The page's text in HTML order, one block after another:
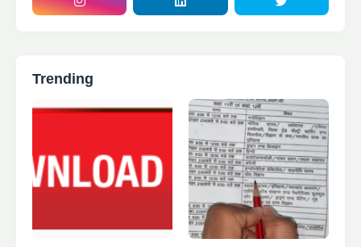
Trending